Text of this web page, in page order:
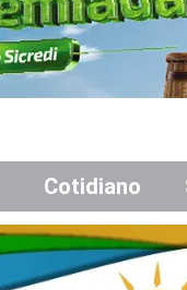
Cotidiano